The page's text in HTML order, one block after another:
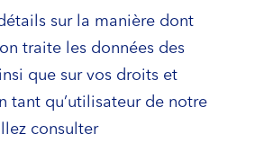
sur la manière dont
traite les données des
que sur vos droits et
tant qu’utilisateur de notre
consulter